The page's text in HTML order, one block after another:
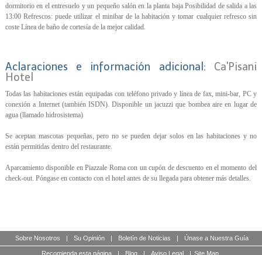
dormitorio en el entresuelo y un pequeño salón en la planta baja Posibilidad de salida a las
13:00 Refrescos: puede utilizar el minibar de la habitación y tomar cualquier refresco sin
coste Línea de baño de cortesía de la mejor calidad.
Aclaraciones e información adicional: Ca'Pisani
Hotel
Todas las habitaciones están equipadas con teléfono privado y línea de fax, mini-bar, PC y
conexión a Internet (también ISDN). Disponible un jacuzzi que bombea aire en lugar de
agua (llamado hidrosistema)
Se aceptan mascotas pequeñas, pero no se pueden dejar solos en las habitaciones y no
están permitidas dentro del restaurante.
Aparcamiento disponible en Piazzale Roma con un cupón de descuento en el momento del
check-out. Póngase en contacto con el hotel antes de su llegada para obtener más detalles.
Sobre Nosotros | Su Opinión | Boletín de Noticias | Únase a Nuestra Guía
Recomienda esta página | Blog | Aviso Legal | Site Map